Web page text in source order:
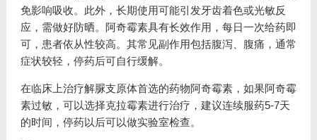
免影响吸收。此外，长期使用可能引发牙齿着色或光敏反
应，需做好防晒。阿奇霉素具有长效作用，每日一次给药即
可，患者依从性较高。其常见副作用包括腹泻、腹痛，通常
症状较轻，停药后可自行缓解。
在临床上治疗解脲支原体首选的药物阿奇霉素，如果阿奇霉
素过敏，可以选择克拉霉素进行治疗，建议连续服药5-7天
的时间，停药以后可以做实验室检查。